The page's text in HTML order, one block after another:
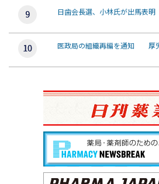
日歯会長選、小林氏が出馬表
医政局の組織再編を通知 厚